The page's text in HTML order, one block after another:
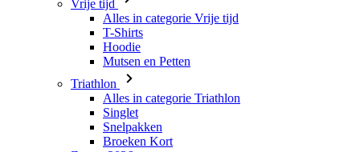
Triathlon
Alles in categorie Triathlon
Singlet
Snelpakken
Broeken Kort
Zomer 2026
Team replica's
Speciale edities
Opruiming
Waardebonnen